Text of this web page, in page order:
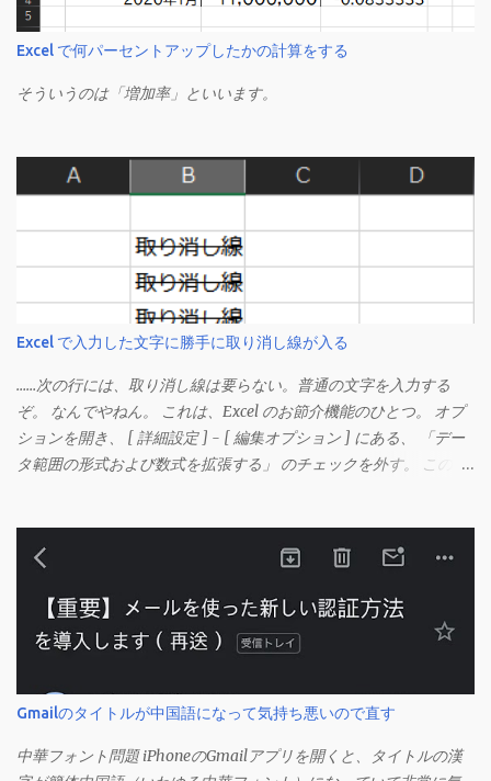
Excel で何パーセントアップしたかの計算をする
そういうのは「増加率」といいます。
Excel で入力した文字に勝手に取り消し線が入る
……次の行には、取り消し線は要らない。普通の文字を入力する
ぞ。 なんでやねん。 これは、Excel のお節介機能のひとつ。 オプ
ションを開き、 [ 詳細設定 ] - [ 編集オプション ] にある、 「デー
タ範囲の形式および数式を拡張する」 のチェックを外す。 この機
うです。 このオプションを解除して、他のセル（取り消し線の書
式がないセル）をコピーしてから、もう一度入力してみます。 今
度は大丈夫です。 Mac の場合、画面上部にあるメニューの
「Excel」をクリックして環境設定を開きます（「command + ,
（カンマ）」 でも開きます）。 「編集」を開きます。 「編集オプ
Gmailのタイトルが中国語になって気持ち悪いので直す
中華フォント問題 iPhoneのGmailアプリを開くと、タイトルの漢